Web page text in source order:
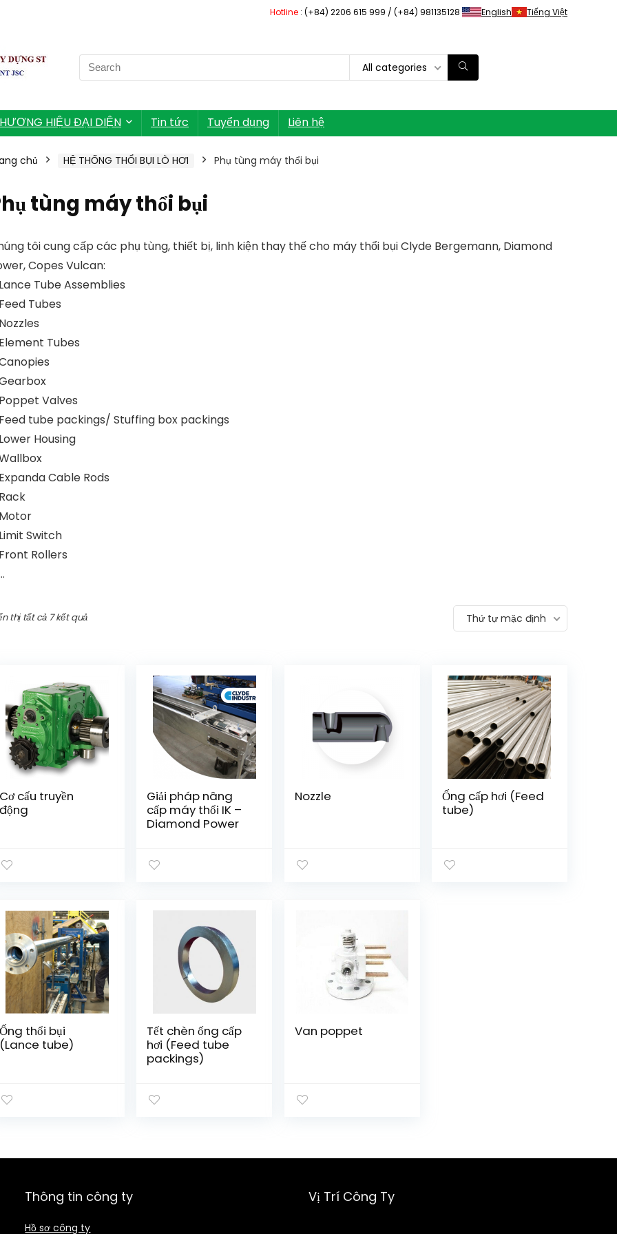
Hotline : (+84) 2206 615 999 / (+84) 981135128 English Tiếng Việt
Search
for:
All categories
HIỆU ĐẠI DIỆN Tin tức Tuyển dụng Liên hệ
chủ HỆ THỐNG THỔI BỤI LÒ HƠI Phụ tùng máy thổi bụi
tùng máy thổi bụi
tôi cung cấp các phụ tùng, thiết bị, linh kiện thay thế cho máy thổi bụi Clyde Bergemann, Diamond
Copes Vulcan:
Tube Assemblies
Tubes
Tubes
Valves
tube packings/ Stuffing box packings
Housing
Cable Rods
Switch
Rollers
thị tất cả 7 kết quả Thứ tự mặc định
Cơ cấu truyền
động
Giải pháp nâng
cấp máy thổi IK –
Diamond Power
Nozzle
Ống cấp hơi (Feed
tube)
Ống thổi bụi
(Lance tube)
Tết chèn ống cấp
hơi (Feed tube
packings)
Van poppet
Thông tin công ty
Hồ sơ công ty
Vị Trí Công Ty